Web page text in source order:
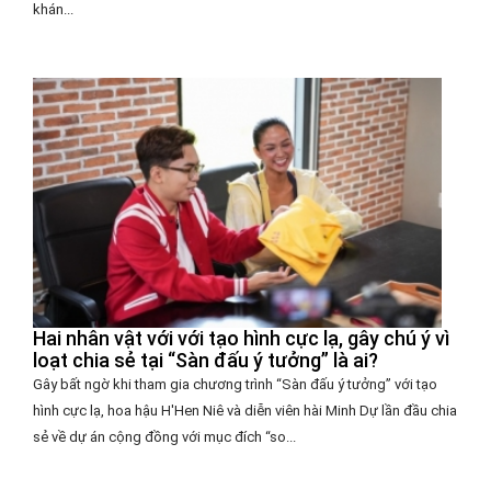
khán...
Hai nhân vật với với tạo hình cực lạ, gây chú ý vì
loạt chia sẻ tại “Sàn đấu ý tưởng” là ai?
Gây bất ngờ khi tham gia chương trình “Sàn đấu ý tưởng” với tạo
hình cực lạ, hoa hậu H'Hen Niê và diễn viên hài Minh Dự lần đầu chia
sẻ về dự án cộng đồng với mục đích “so...